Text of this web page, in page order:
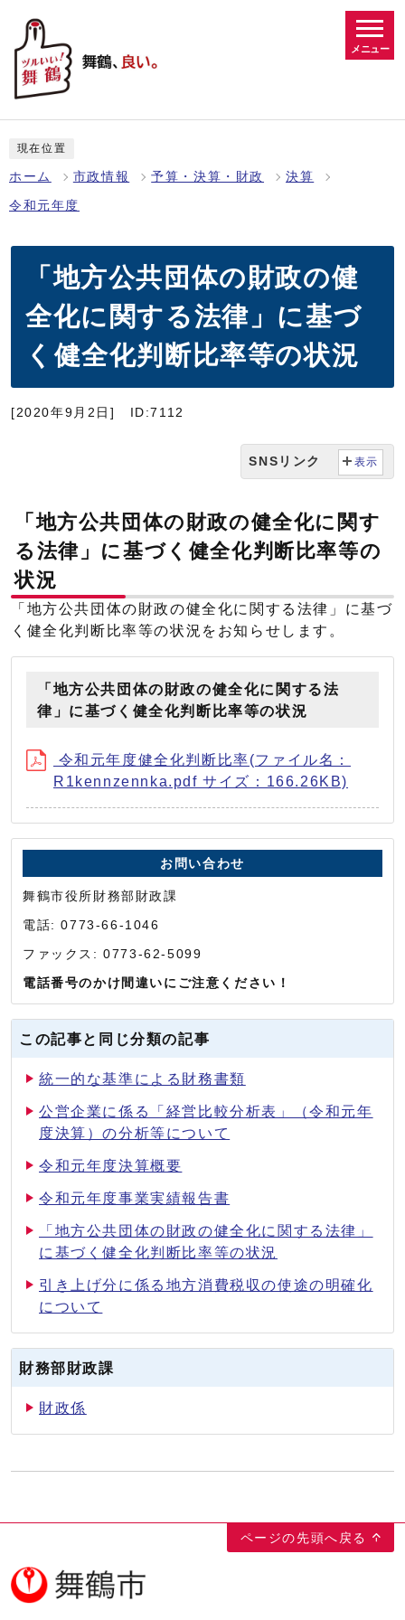
メニュー
現在位置
ホーム 市政情報 予算・決算・財政 決算
令和元年度
「地方公共団体の財政の健
全化に関する法律」に基づ
く健全化判断比率等の状況
[2020年9月2日] ID:7112
SNSリンク 表示
「地方公共団体の財政の健全化に関す
る法律」に基づく健全化判断比率等の
状況
「地方公共団体の財政の健全化に関する法律」に基づ
く健全化判断比率等の状況をお知らせします。
「地方公共団体の財政の健全化に関する法
律」に基づく健全化判断比率等の状況
令和元年度健全化判断比率(ファイル名：
R1kennzennka.pdf サイズ：166.26KB)
お問い合わせ
舞鶴市役所財務部財政課
電話: 0773-66-1046
ファックス: 0773-62-5099
電話番号のかけ間違いにご注意ください！
この記事と同じ分類の記事
統一的な基準による財務書類
公営企業に係る「経営比較分析表」（令和元年
度決算）の分析等について
令和元年度決算概要
令和元年度事業実績報告書
「地方公共団体の財政の健全化に関する法律」
に基づく健全化判断比率等の状況
引き上げ分に係る地方消費税収の使途の明確化
について
財務部財政課
財政係
ページの先頭へ戻る